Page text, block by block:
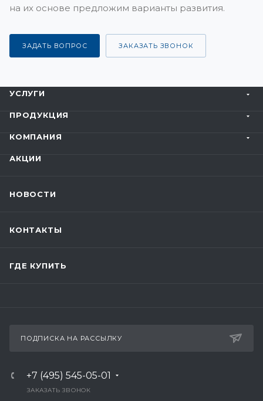
на их основе предложим варианты развития.
ЗАДАТЬ ВОПРОС ЗАКАЗАТЬ ЗВОНОК
УСЛУГИ
ПРОДУКЦИЯ
КОМПАНИЯ
АКЦИИ
НОВОСТИ
КОНТАКТЫ
ГДЕ КУПИТЬ
ПОДПИСКА НА РАССЫЛКУ
+7 (495) 545-05-01
ЗАКАЗАТЬ ЗВОНОК